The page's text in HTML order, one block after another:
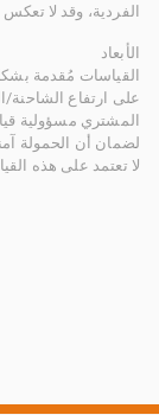
الفردية، وقد لا
الأبعاد
القياسات مُقدمة
على ارتفاع
المشتري مسؤولية
لضمان أن الحمولة
لا تعتمد على هذه